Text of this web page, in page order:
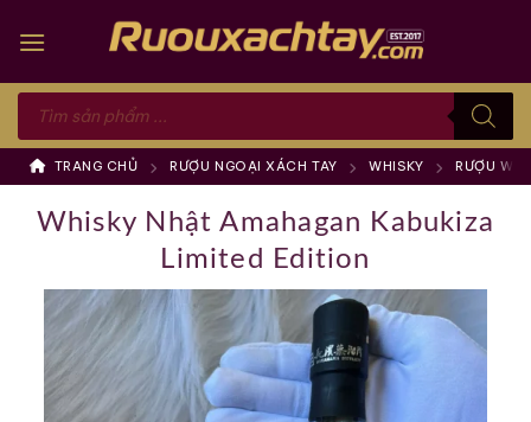
Tìm
kiếm
phẩm
TRANG CHỦ RƯỢU NGOẠI XÁCH TAY WHISKY RƯỢU
Whisky Nhật Amahagan Kabukiza
Limited Edition